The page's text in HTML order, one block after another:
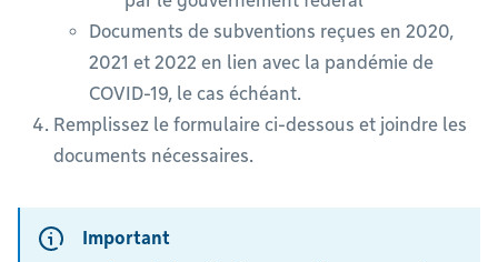
Documents de subventions reçues en 2020,
2021 et 2022 en lien avec la pandémie de
COVID-19, le cas échéant.
Remplissez le formulaire ci-dessous et joindre les
documents nécessaires.
Important